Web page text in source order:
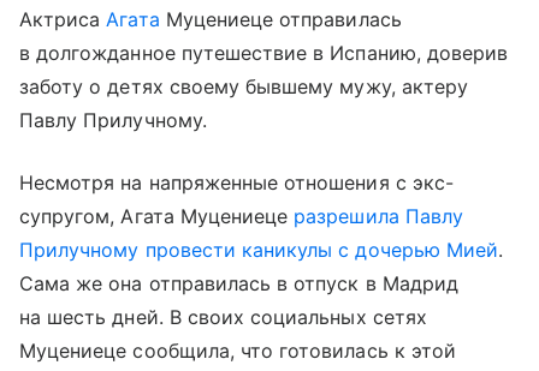
АктрисаАгата Муцениеце отправилась
в долгожданное путешествие в Испанию, доверив
заботу о детях своему бывшему мужу, актеру
Павлу Прилучному.
Несмотря на напряженные отношения с экс-
супругом, Агата Муцениеце разрешила Павлу
Прилучному провести каникулы с дочерью Мией.
Сама же она отправилась в отпуск в Мадрид
на шесть дней. В своих социальных сетях
Муцениеце сообщила, что готовилась к этой